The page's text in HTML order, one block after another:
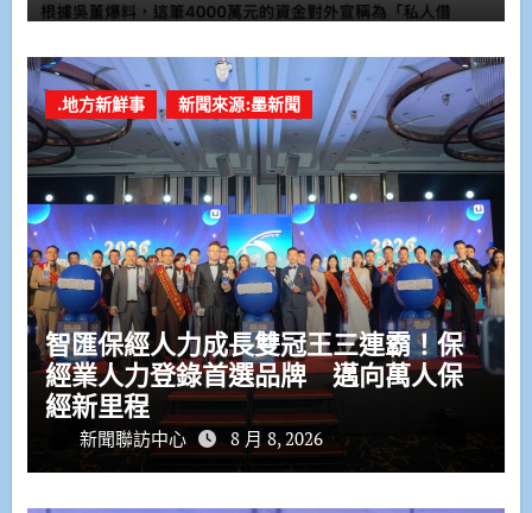
.地方新鮮事 新聞來源:墨新聞
智匯保經人力成長雙冠王三連霸！保
經業人力登錄首選品牌 邁向萬人保
經新里程
新聞聯訪中心 8 月 8, 2026